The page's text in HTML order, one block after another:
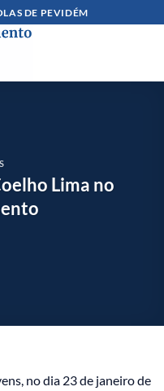
DE PEVIDÉM
Lima no
no dia 23 de janeiro de